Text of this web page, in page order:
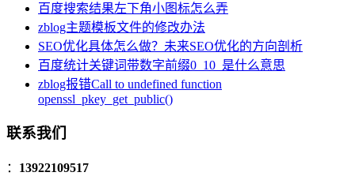
百度搜索结果左下角小图标怎么弄
zblog主题模板文件的修改办法
SEO优化具体怎么做？未来SEO优化的方向剖析
百度统计关键词带数字前缀0_10_是什么意思
zblog报错Call to undefined function
openssl_pkey_get_public()
联系我们
： 13922109517